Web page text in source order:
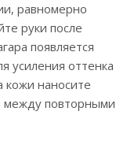
равномерно
руки после
появляется
усиления оттенка
кожи наносите
между повторными